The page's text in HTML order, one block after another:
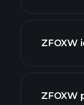
grafik
ZFOXW
ZFOXW